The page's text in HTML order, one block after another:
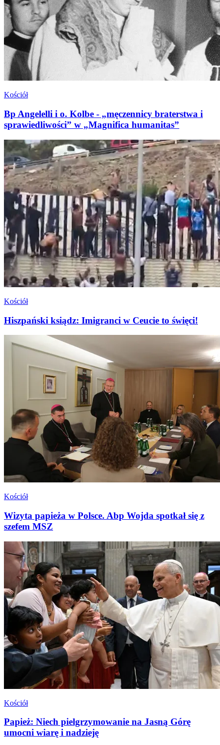
Kościół
Bp Angelelli i o. Kolbe - „męczennicy braterstwa i
sprawiedliwości” w „Magnifica humanitas”
Kościół
Hiszpański ksiądz: Imigranci w Ceucie to święci!
Kościół
Wizyta papieża w Polsce. Abp Wojda spotkał się z
szefem MSZ
Kościół
Papież: Niech pielgrzymowanie na Jasną Górę
umocni wiarę i nadzieję